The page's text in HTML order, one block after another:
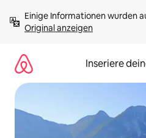
Inhalten
springenOriginal anzeigen
Inseriere